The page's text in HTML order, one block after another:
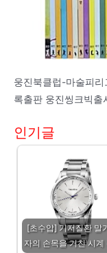
웅진북클럽-마술피
록출판 웅진씽크빅
인기글
[초수압] 기저질환 말
자의 손목을 거친 시계